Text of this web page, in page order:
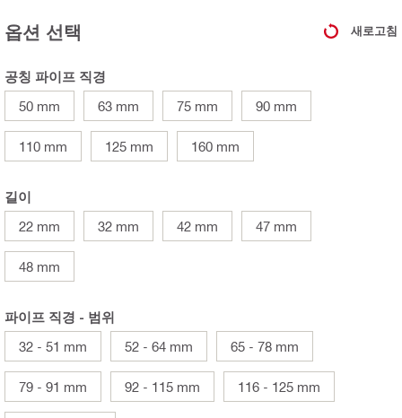
옵션 선택 새로고침
공칭 파이프 직경
50 mm
63 mm 75 mm 90 mm
110 mm 125 mm 160 mm
길이
22 mm
32 mm 42 mm 47 mm
48 mm
파이프 직경 - 범위
32 - 51 mm
52 - 64 mm 65 - 78 mm
79 - 91 mm 92 - 115 mm 116 - 125 mm